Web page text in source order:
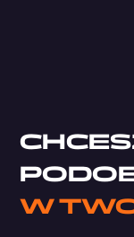
W